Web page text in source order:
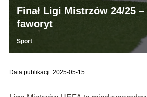
Finał Ligi Mistrzów 24/25
faworyt
Sport
Data publikacji: 2025-05-15